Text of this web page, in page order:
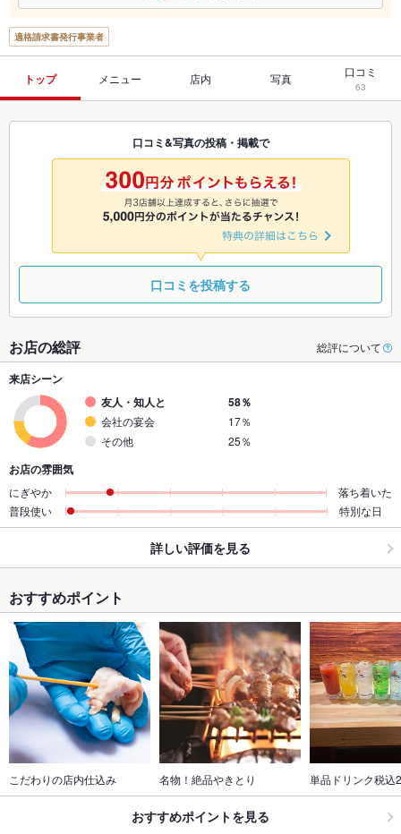
適格請求書発行事業者
トップ メニュー 店内 写真 口コミ
63
口コミ&写真の投稿・掲載で
口コミを投稿する
お店の総評 総評について
来店シーン
友人・知人と
58％
会社の宴会
17％
その他
25％
お店の雰囲気
にぎやか
落ち着いた
普段使い
特別な日
詳しい評価を見る
おすすめポイント
こだわりの店内仕込み 名物！絶品やきとり 単品ドリンク税込
おすすめポイントを見る